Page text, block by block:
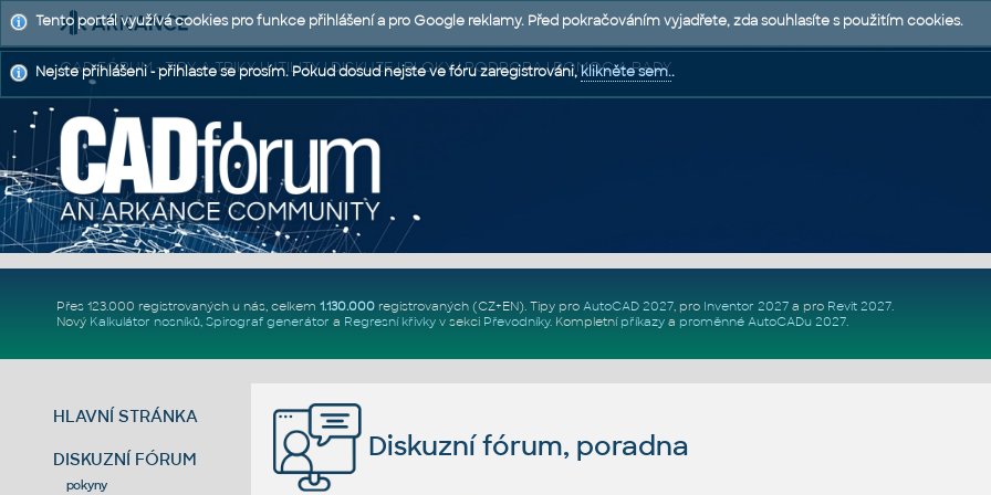
CAD FÓRUM - TIPY A TRIKY | UTILITY | DISKUZE | BLOKY | PODPORA | POMOC A RADY
Přes 123.000 registrovaných u nás, celkem 1.130.000registrovaných (CZ+EN). Tipy pro AutoCAD 2027, pro Inventor 2027a pro Revit 2027.
Nový Kalkulátor nosníků, Spirograf generátor a Regresní křivkyv sekci Převodníky. Kompletní příkazya proměnné AutoCADu 2027.
HLAVNÍ STRÁNKA
DISKUZNÍ FÓRUM
pokyny
Diskuzní fórum, poradna
Tento portál využívá cookies pro funkce přihlášení a pro Google reklamy. Před pokračováním vyjadřete, zda souhlasíte s použitím cookies.
Nejste přihlášeni - přihlaste se prosím. Pokud dosud nejste ve fóru zaregistrováni,klikněte sem..